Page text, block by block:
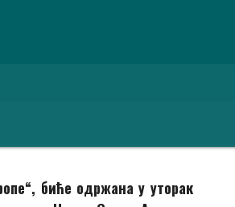
биће одржана у уторак